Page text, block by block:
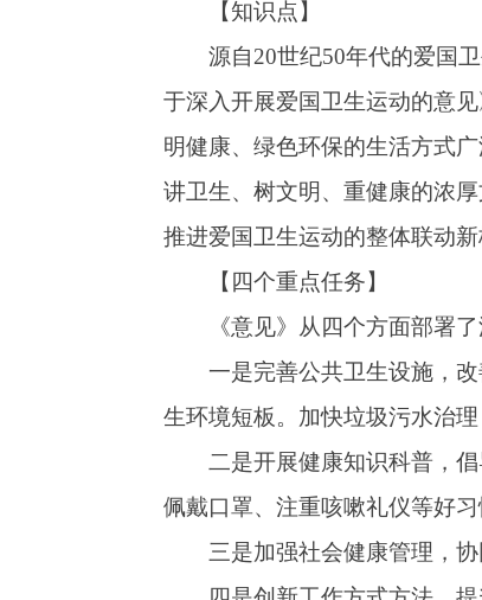
【四个重点任务】
《意见》从四个方面部署了深入开
一是完善公共卫生设施，改善城乡
生环境短板。加快垃圾污水治理，全面
三是加强社会健康管理，协同推进
四是创新工作方式方法，提升科学